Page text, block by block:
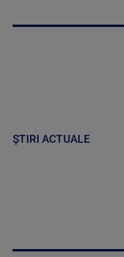
ȘTIRI ACTUALE